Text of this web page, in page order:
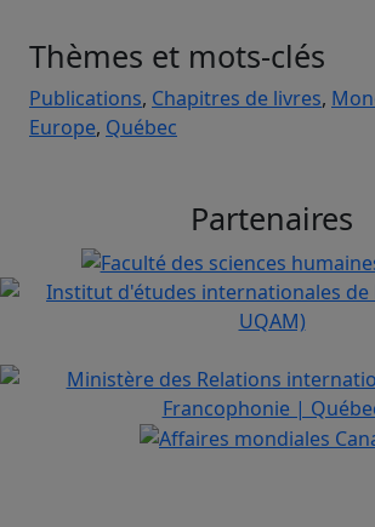
Thèmes et mots-clés
Publications, Chapitres de livres,
Europe, Québec
Partenaires